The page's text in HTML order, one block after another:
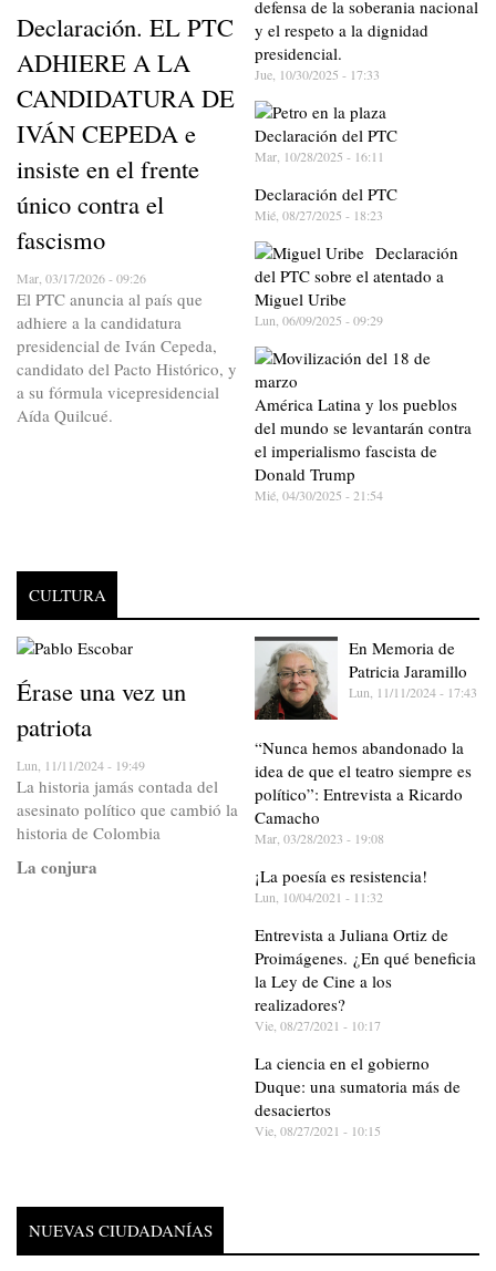
Declaración. EL PTC
ADHIERE A LA
CANDIDATURA DE
IVÁN CEPEDA e
insiste en el frente
único contra el
fascismo
Mar, 03/17/2026 - 09:26
El PTC anuncia al país que
adhiere a la candidatura
presidencial de Iván Cepeda,
candidato del Pacto Histórico, y
a su fórmula vicepresidencial
Aída Quilcué.
defensa de la soberania nacional
y el respeto a la dignidad
presidencial.
Jue, 10/30/2025 - 17:33
Declaración del PTC
Mar, 10/28/2025 - 16:11
Declaración del PTC
Mié, 08/27/2025 - 18:23
Declaración
del PTC sobre el atentado a
Miguel Uribe
Lun, 06/09/2025 - 09:29
América Latina y los pueblos
del mundo se levantarán contra
el imperialismo fascista de
Donald Trump
Mié, 04/30/2025 - 21:54
CULTURA
Érase una vez un
patriota
Lun, 11/11/2024 - 19:49
La historia jamás contada del
asesinato político que cambió la
historia de Colombia
La conjura
En Memoria de
Patricia Jaramillo
Lun, 11/11/2024 - 17:43
“Nunca hemos abandonado la
idea de que el teatro siempre es
político”: Entrevista a Ricardo
Camacho
Mar, 03/28/2023 - 19:08
¡La poesía es resistencia!
Lun, 10/04/2021 - 11:32
Entrevista a Juliana Ortiz de
Proimágenes. ¿En qué beneficia
la Ley de Cine a los
realizadores?
Vie, 08/27/2021 - 10:17
La ciencia en el gobierno
Duque: una sumatoria más de
desaciertos
Vie, 08/27/2021 - 10:15
NUEVAS CIUDADANÍAS